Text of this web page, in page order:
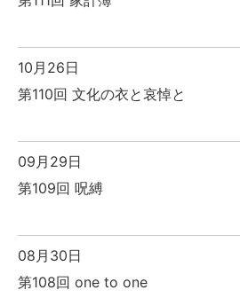
10月26日
第110回 文化の衣と哀悼と
09月29日
第109回 呪縛
08月30日
第108回 one to one